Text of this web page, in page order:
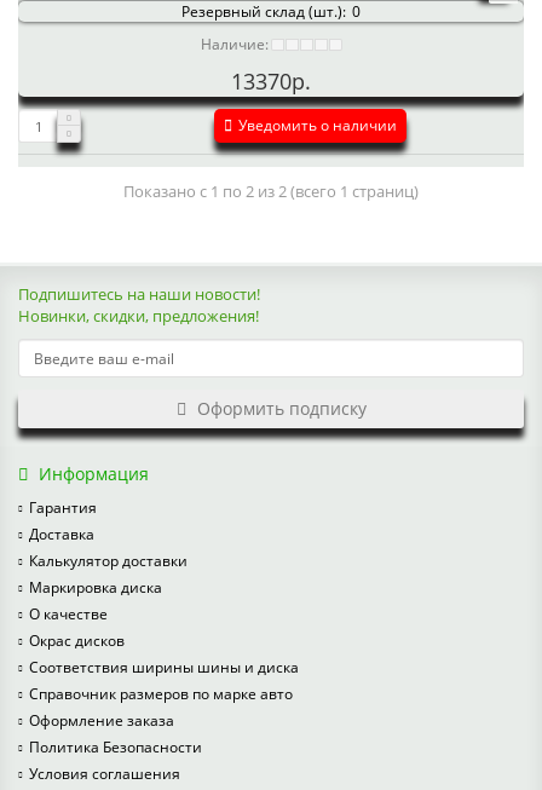
Резервный склад (шт.): 0
Наличие:
13370р.
Уведомить о наличии
Показано с 1 по 2 из 2 (всего 1 страниц)
Подпишитесь на наши новости!
Новинки, скидки, предложения!
Оформить подписку
Информация
Гарантия
Доставка
Калькулятор доставки
Маркировка диска
О качестве
Окрас дисков
Соответствия ширины шины и диска
Справочник размеров по марке авто
Оформление заказа
Политика Безопасности
Условия соглашения